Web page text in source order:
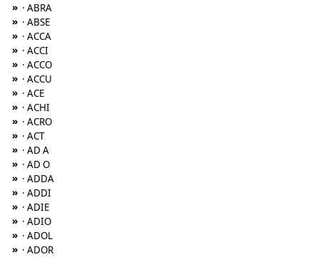
» · ABRA
» · ABSE
» · ACCA
» · ACCI
» · ACCO
» · ACCU
» · ACE
» · ACHI
» · ACRO
» · ACT
» · AD A
» · AD O
» · ADDA
» · ADDI
» · ADIE
» · ADIO
» · ADOL
» · ADOR